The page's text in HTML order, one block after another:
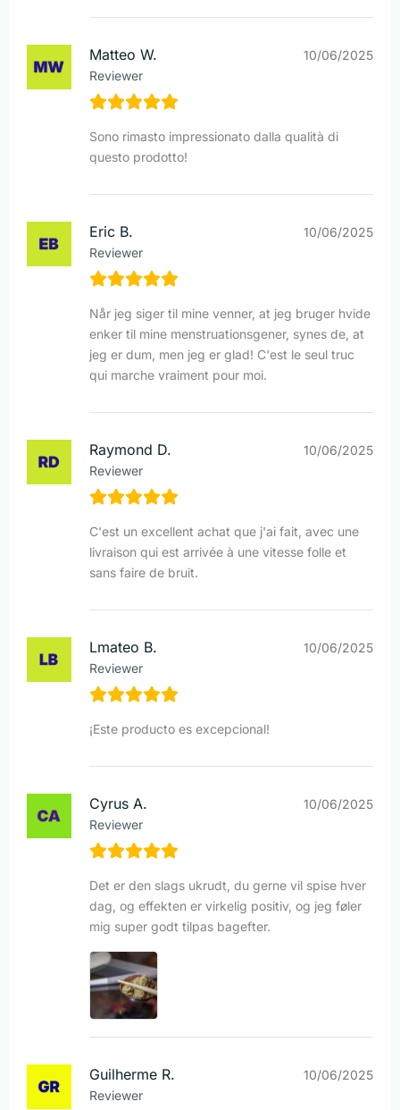
Matteo W.
Reviewer
10/06/2025
Sono rimasto impressionato dalla qualità di
questo prodotto!
Eric B.
Reviewer
10/06/2025
Når jeg siger til mine venner, at jeg bruger hvide
enker til mine menstruationsgener, synes de, at
jeg er dum, men jeg er glad! C'est le seul truc
qui marche vraiment pour moi.
Raymond D.
Reviewer
10/06/2025
C'est un excellent achat que j'ai fait, avec une
livraison qui est arrivée à une vitesse folle et
sans faire de bruit.
Lmateo B.
Reviewer
10/06/2025
¡Este producto es excepcional!
Cyrus A.
Reviewer
10/06/2025
Det er den slags ukrudt, du gerne vil spise hver
dag, og effekten er virkelig positiv, og jeg føler
mig super godt tilpas bagefter.
Guilherme R.
Reviewer
10/06/2025